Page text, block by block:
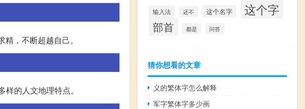
，不断超越自己。
的人文地理特点。
输入法 还不 这个名字 这个字
部首 都是 问答
猜你想看的文章
义的繁体字怎么解释
军字繁体字多少画